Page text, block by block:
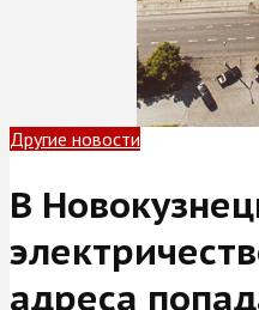
Другие новости
В
адреса